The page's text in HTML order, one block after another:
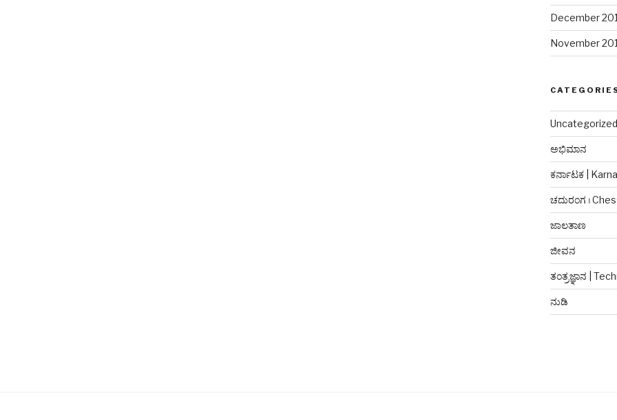
December
November
Uncategorized
ಅಭಿಮಾನ
ಕರ್ನಾಟಕ |
ಚದುರಂಗ ।
ಜಾಲತಾಣ
ಜೀವನ
ತಂತ್ರಜ್ಞಾನ |
ನುಡಿ